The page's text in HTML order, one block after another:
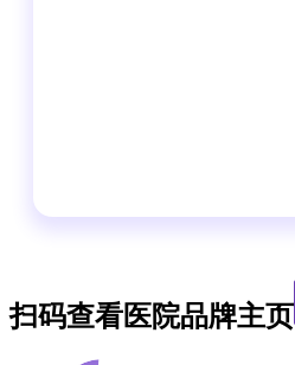
扫码查看医院品牌主页